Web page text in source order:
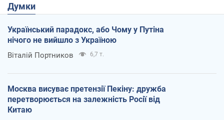
Думки
Український парадокс, або Чому у Путіна
нічого не вийшло з Україною
Віталій Портников 6,7 т.
Москва висуває претензії Пекіну: дружба
перетворюється на залежність Росії від
Китаю